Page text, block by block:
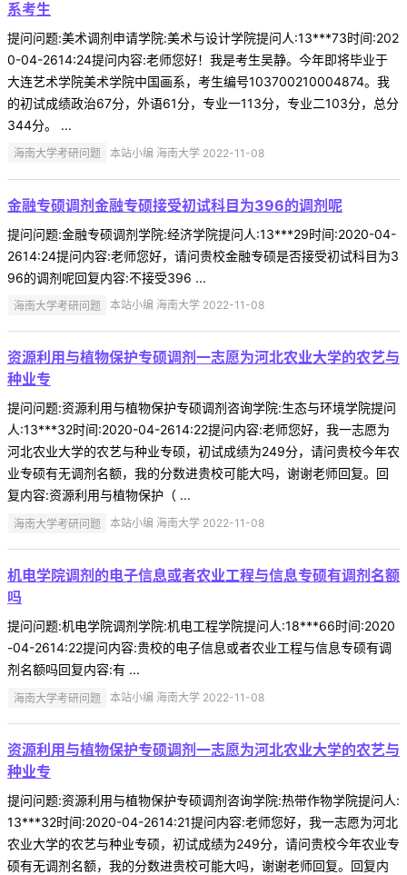
系考生
提问问题:美术调剂申请学院:美术与设计学院提问人:13***73时间:202
0-04-2614:24提问内容:老师您好！我是考生吴静。今年即将毕业于
大连艺术学院美术学院中国画系，考生编号103700210004874。我
的初试成绩政治67分，外语61分，专业一113分，专业二103分，总分
344分。 ...
海南大学考研问题 本站小编 海南大学 2022-11-08
金融专硕调剂金融专硕接受初试科目为396的调剂呢
提问问题:金融专硕调剂学院:经济学院提问人:13***29时间:2020-04-
2614:24提问内容:老师您好，请问贵校金融专硕是否接受初试科目为3
96的调剂呢回复内容:不接受396 ...
海南大学考研问题 本站小编 海南大学 2022-11-08
资源利用与植物保护专硕调剂一志愿为河北农业大学的农艺与
种业专
提问问题:资源利用与植物保护专硕调剂咨询学院:生态与环境学院提问
人:13***32时间:2020-04-2614:22提问内容:老师您好，我一志愿为
河北农业大学的农艺与种业专硕，初试成绩为249分，请问贵校今年农
业专硕有无调剂名额，我的分数进贵校可能大吗，谢谢老师回复。回
复内容:资源利用与植物保护（ ...
海南大学考研问题 本站小编 海南大学 2022-11-08
机电学院调剂的电子信息或者农业工程与信息专硕有调剂名额
吗
提问问题:机电学院调剂学院:机电工程学院提问人:18***66时间:2020
-04-2614:22提问内容:贵校的电子信息或者农业工程与信息专硕有调
剂名额吗回复内容:有 ...
海南大学考研问题 本站小编 海南大学 2022-11-08
资源利用与植物保护专硕调剂一志愿为河北农业大学的农艺与
种业专
提问问题:资源利用与植物保护专硕调剂咨询学院:热带作物学院提问人:
13***32时间:2020-04-2614:21提问内容:老师您好，我一志愿为河北
农业大学的农艺与种业专硕，初试成绩为249分，请问贵校今年农业专
硕有无调剂名额，我的分数进贵校可能大吗，谢谢老师回复。回复内